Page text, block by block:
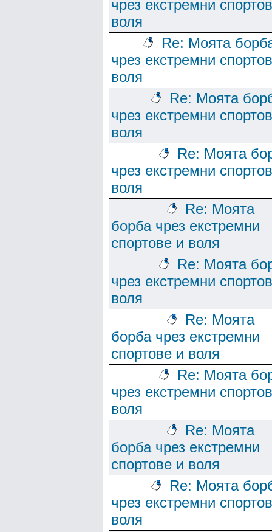
чрез екстремни
воля
Re: Моята
чрез екстремни
воля
Re: Моята
чрез екстремни
воля
Re: Моята
чрез екстремни
воля
Re: Моята
борба чрез екстремни
спортове и воля
Re: Моята
чрез екстремни
воля
Re: Моята
борба чрез екстремни
спортове и воля
Re: Моята
чрез екстремни
воля
Re: Моята
борба чрез екстремни
спортове и воля
Re: Моята
чрез екстремни
воля